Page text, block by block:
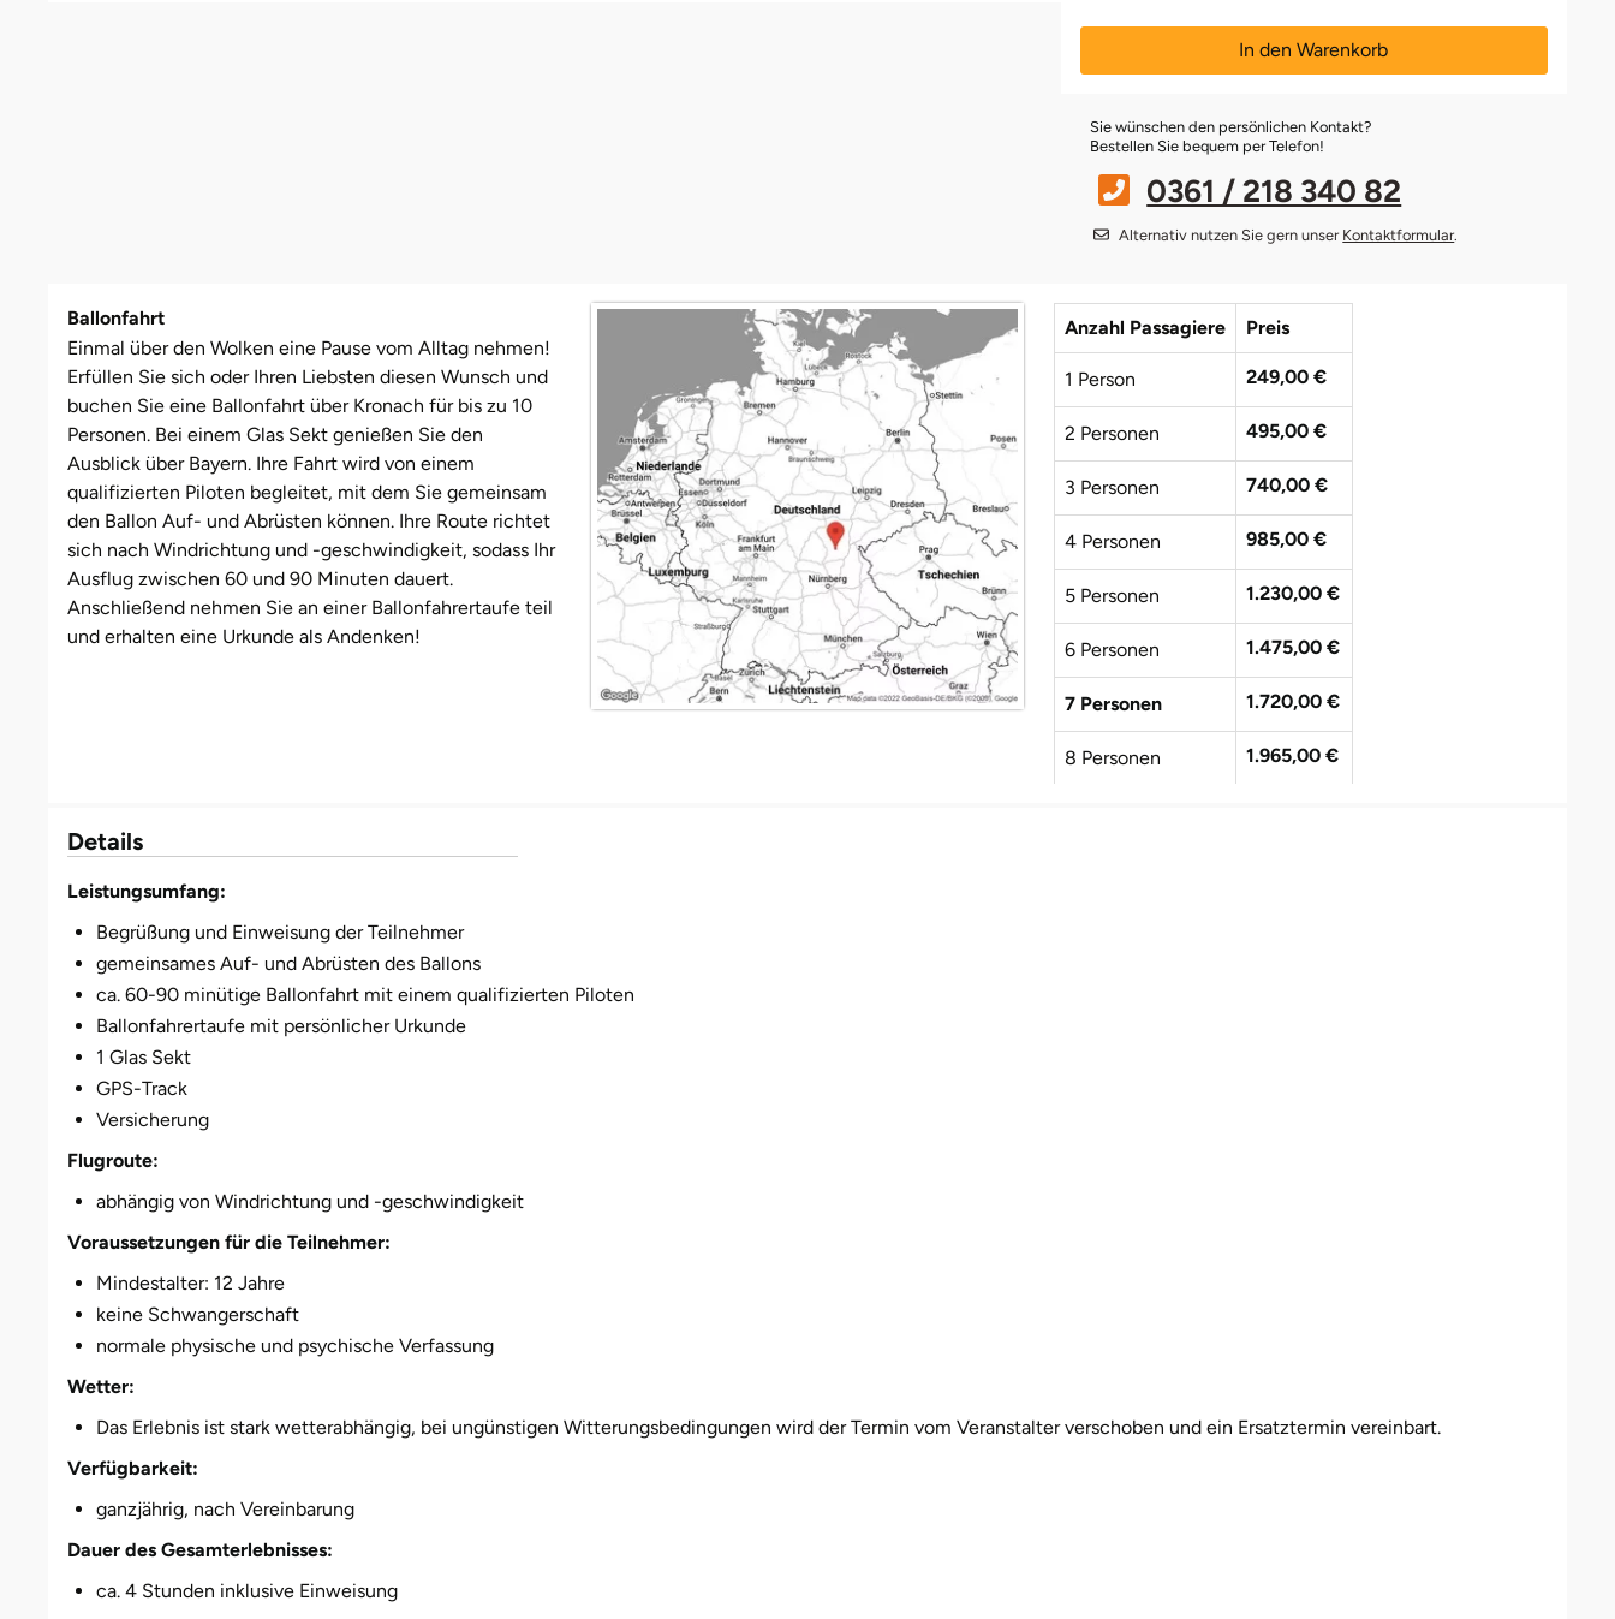
In den Warenkorb
Sie wünschen den persönlichen Kontakt?
Bestellen Sie bequem per Telefon!
0361 / 218 340 82
Alternativ nutzen Sie gern unser Kontaktformular.
Ballonfahrt
Einmal über den Wolken eine Pause vom Alltag nehmen!
Erfüllen Sie sich oder Ihren Liebsten diesen Wunsch und
buchen Sie eine Ballonfahrt über Kronach für bis zu 10
Personen. Bei einem Glas Sekt genießen Sie den
Ausblick über Bayern. Ihre Fahrt wird von einem
qualifizierten Piloten begleitet, mit dem Sie gemeinsam
den Ballon Auf- und Abrüsten können. Ihre Route richtet
sich nach Windrichtung und -geschwindigkeit, sodass Ihr
Ausflug zwischen 60 und 90 Minuten dauert.
Anschließend nehmen Sie an einer Ballonfahrertaufe teil
und erhalten eine Urkunde als Andenken!
Anzahl Passagiere Preis
1 Person 249,00 €
2 Personen 495,00 €
3 Personen 740,00 €
4 Personen 985,00 €
5 Personen 1.230,00 €
6 Personen 1.475,00 €
7 Personen 1.720,00 €
8 Personen 1.965,00 €
Details
Leistungsumfang:
Begrüßung und Einweisung der Teilnehmer
gemeinsames Auf- und Abrüsten des Ballons
ca. 60-90 minütige Ballonfahrt mit einem qualifizierten Piloten
Ballonfahrertaufe mit persönlicher Urkunde
1 Glas Sekt
GPS-Track
Versicherung
Flugroute:
abhängig von Windrichtung und -geschwindigkeit
Voraussetzungen für die Teilnehmer:
Mindestalter: 12 Jahre
keine Schwangerschaft
normale physische und psychische Verfassung
Wetter:
Das Erlebnis ist stark wetterabhängig, bei ungünstigen Witterungsbedingungen wird der Termin vom Veranstalter verschoben und ein Ersatztermin vereinbart.
Verfügbarkeit:
ganzjährig, nach Vereinbarung
Dauer des Gesamterlebnisses:
ca. 4 Stunden inklusive Einweisung
Wuppertal
Zwickau
Wiesbaden
Meißen
Mengen
München
Münster
Riesa
Ruhrgebiet
Strausberg (Berlin/Brandenburg)
Sömmerda
Weimar
Nordhausen
Querfurt
Römhild
Saalfeld
Sangerhausen
Weimar
Weißenfels
Witterda
Würzburg
Zwickau
Tochter